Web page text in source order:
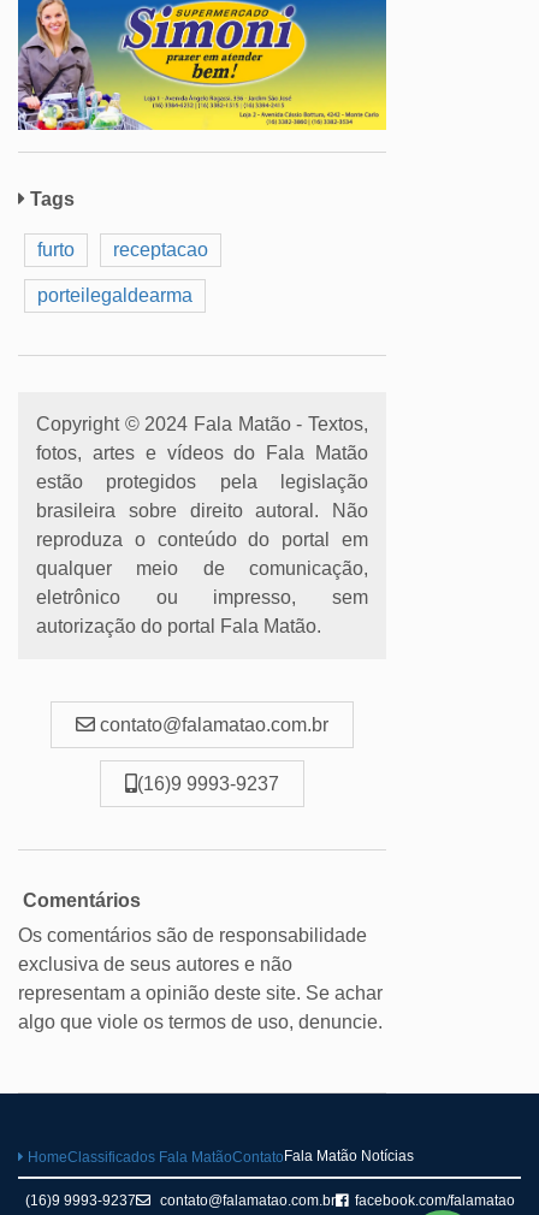
Tags
furto receptacao
porteilegaldearma
Copyright © 2024 Fala Matão - Textos,
fotos, artes e vídeos do Fala Matão
estão protegidos pela legislação
brasileira sobre direito autoral. Não
reproduza o conteúdo do portal em
qualquer meio de comunicação,
eletrônico ou impresso, sem
autorização do portal Fala Matão.
contato@falamatao.com.br
(16)9 9993-9237
Comentários
Os comentários são de responsabilidade
exclusiva de seus autores e não
representam a opinião deste site. Se achar
algo que viole os termos de uso, denuncie.
HomeClassificados Fala MatãoContatoFala Matão Notícias
(16)9 9993-9237 contato@falamatao.com.br facebook.com/falamatao